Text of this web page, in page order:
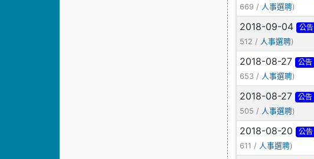
669 / 人事選聘)
2018-09-04 公告
512 / 人事選聘)
2018-08-27 公告
653 / 人事選聘)
2018-08-27 公告
505 / 人事選聘)
2018-08-20 公告
611 / 人事選聘)